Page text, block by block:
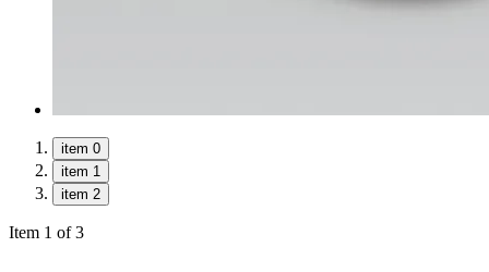
item 0
item 1
item 2
Item 1 of 3